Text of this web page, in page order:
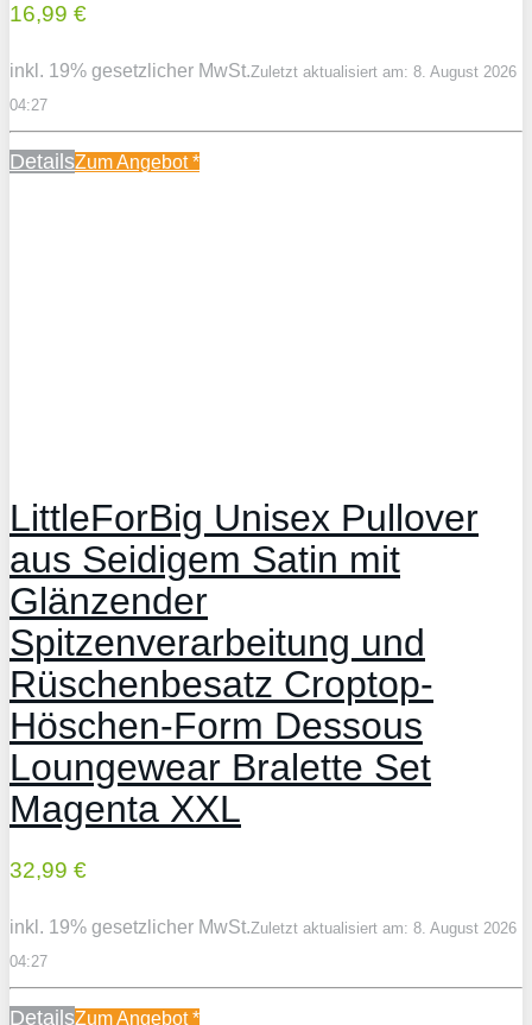
16,99 €
inkl. 19% gesetzlicher MwSt.Zuletzt aktualisiert am: 8. August 2026
04:27
DetailsZum Angebot*
LittleForBig Unisex Pullover
aus Seidigem Satin mit
Glänzender
Spitzenverarbeitung und
Rüschenbesatz Croptop-
Höschen-Form Dessous
Loungewear Bralette Set
Magenta XXL
32,99 €
inkl. 19% gesetzlicher MwSt.Zuletzt aktualisiert am: 8. August 2026
04:27
DetailsZum Angebot*